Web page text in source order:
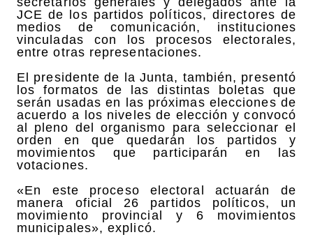
JCE de los partidos políticos, directores de
medios de comunicación, instituciones
vinculadas con los procesos electorales,
entre otras representaciones.
El presidente de la Junta, también, presentó
los formatos de las distintas boletas que
serán usadas en las próximas elecciones de
acuerdo a los niveles de elección y convocó
al pleno del organismo para seleccionar el
orden en que quedarán los partidos y
movimientos que participarán en las
votaciones.
«En este proceso electoral actuarán de
manera oficial 26 partidos políticos, un
movimiento provincial y 6 movimientos
municipales», explicó.